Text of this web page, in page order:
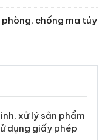
phòng, chống ma túy
xử lý sản phẩm
dụng giấy phép